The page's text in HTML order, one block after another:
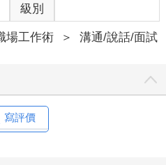
人替你說出來更有效。假如你想
跟你擁有相同的觀點，而不是硬
級別
場工作術 ＞ 溝通/說話/面試
寫評價